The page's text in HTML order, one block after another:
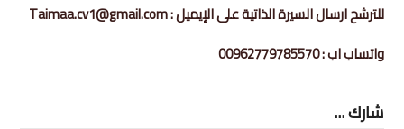
للترشح ارسال السيرة الذاتية على الإيميل : Taimaa.cv1@gmail.com
واتساب اب : 00962779785570
شارك ...